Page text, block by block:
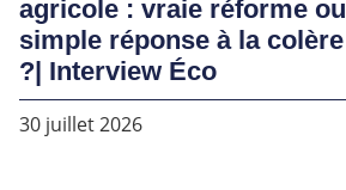
agricole : vraie réforme ou
simple réponse à la colère
?| Interview Éco
30 juillet 2026